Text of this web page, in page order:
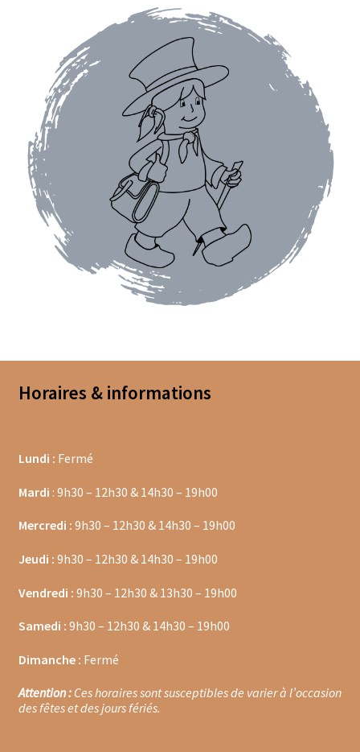
Calendriers de l’Avent
Chutneys, confits et crèmes
Coffrets à offrir
Coffrets épicés
Coffrets de gourmandises salées
Coffrets aides culinaires
Coffrets apéritifs
Coffrets de gourmandises sucrées
Coffrets infusions
Conditionnement de nos thés et infusions
Enfants
Cadeaux de naissance
Coloriages
Horaires & informations
Lundi : Fermé
Mardi : 9h30 – 12h30 & 14h30 – 19h00
Mercredi : 9h30 – 12h30 & 14h30 – 19h00
Jeudi : 9h30 – 12h30 & 14h30 – 19h00
Vendredi : 9h30 – 12h30 & 13h30 – 19h00
Samedi : 9h30 – 12h30 & 14h30 – 19h00
Dimanche : Fermé
Attention :Ces horaires sont susceptibles de varier à l’occasion
des fêtes et des jours fériés.